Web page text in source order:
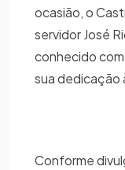
ocasião, o
servidor José
conhecido
sua dedicação
Conforme